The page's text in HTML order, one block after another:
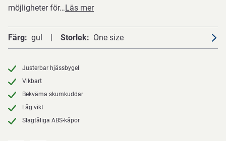
möjligheter för…Läs mer
Färg gul Storlek One size
Justerbar hjässbygel
Vikbart
Bekväma skumkuddar
Låg vikt
Slagtåliga ABS-kåpor